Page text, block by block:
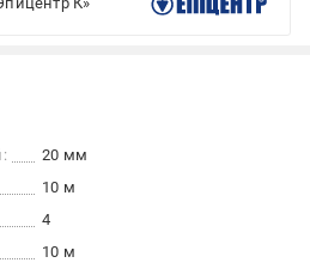
20 мм
10 м
4
10 м